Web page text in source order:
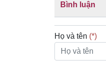
Bình luận
Họ và tên (*)